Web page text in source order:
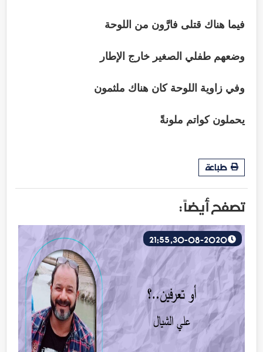
فيما هناك قتلى فارَّون من اللوحة
وضعهم طفلي الصغير خارج الإطار
وفي زاوية اللوحة كان هناك ملثمون
يحملون كواتم ملونةً
طباعة
تصفح أيضاً :